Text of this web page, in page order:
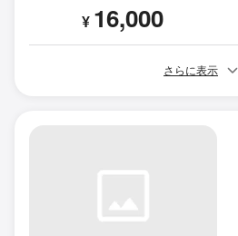
¥ 16,000
さらに表示